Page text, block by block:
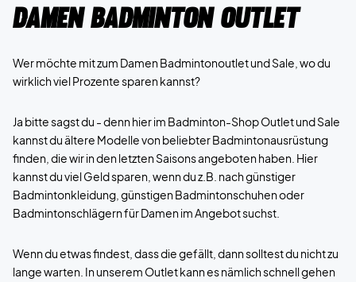
Damen Badminton Outlet
Wer möchte mit zum Damen Badmintonoutlet und Sale, wo du
wirklich viel Prozente sparen kannst?
Ja bitte sagst du - denn hier im Badminton-Shop Outlet und Sale
kannst du ältere Modelle von beliebter Badmintonausrüstung
finden, die wir in den letzten Saisons angeboten haben. Hier
kannst du viel Geld sparen, wenn du z.B. nach günstiger
Badmintonkleidung, günstigen Badmintonschuhen oder
Badmintonschlägern für Damen im Angebot suchst.
Wenn du etwas findest, dass die gefällt, dann solltest du nicht zu
lange warten. In unserem Outlet kann es nämlich schnell gehen